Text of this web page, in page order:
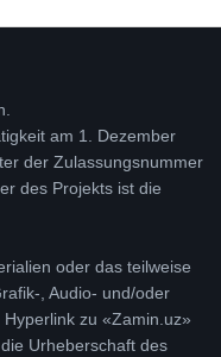
am 1. Dezember
der Zulassungsnummer
des Projekts ist die
oder das teilweise
, Audio- und/oder
zu «Zamin.uz»
Urheberschaft des